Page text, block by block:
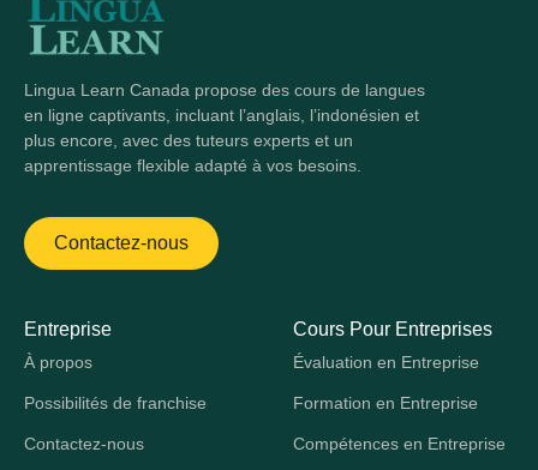
Lingua Learn Canada propose des cours de langues
en ligne captivants, incluant l’anglais, l’indonésien et
plus encore, avec des tuteurs experts et un
apprentissage flexible adapté à vos besoins.
Contactez-nous
Entreprise
À propos
Possibilités de franchise
Contactez-nous
Cours Pour Entreprises
Évaluation en Entreprise
Formation en Entreprise
Compétences en Entreprise